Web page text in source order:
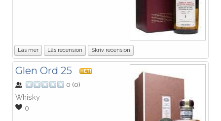
Läs mer Läs recension Skriv recension
Glen Ord 25 HET!
0 (0)
Whisky
0